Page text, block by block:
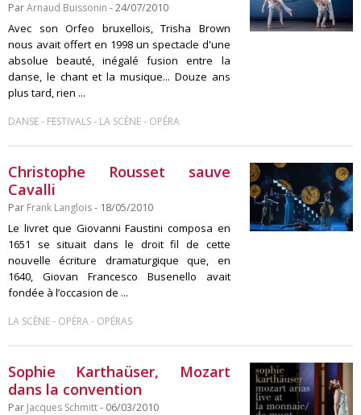
ParArnaud Buissonin - 24/07/2010
Avec son Orfeo bruxellois, Trisha Brown
nous avait offert en 1998 un spectacle d'une
absolue beauté, inégalé fusion entre la
danse, le chant et la musique... Douze ans
plus tard, rien ...
DANSE- FESTIVALS- LA SCÈNE- OPÉRA
Christophe Rousset sauve
Cavalli
Par Frank Langlois- 18/05/2010
Le livret que Giovanni Faustini composa en
1651 se situait dans le droit fil de cette
nouvelle écriture dramaturgique que, en
1640, Giovan Francesco Busenello avait
fondée à l’occasion de ...
LA SCÈNE- OPÉRA- OPÉRAS
Sophie Karthaüser, Mozart
dans la convention
Par Jacques Schmitt- 06/03/2010